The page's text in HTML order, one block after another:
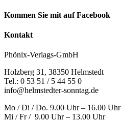
Kommen Sie mit auf Facebook
Kontakt
Phönix-Verlags-GmbH
Holzberg 31, 38350 Helmstedt
Tel.: 0 53 51 / 5 44 55 0
info@helmstedter-sonntag.de
Mo / Di / Do. 9.00 Uhr – 16.00 Uhr
Mi / Fr / 9.00 Uhr – 13.00 Uhr